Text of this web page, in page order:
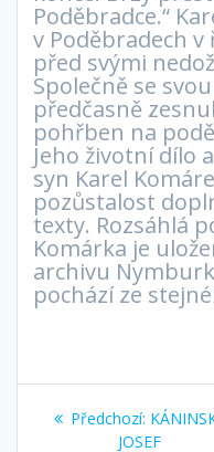
Poděbradce.“
v Poděbradech
před svými
Společně se
předčasně
pohřben na
Jeho životní dílo
syn Karel
pozůstalost
texty. Rozsáhlá
Komárka je
archivu
pochází ze
Navigace
Předchozí:
příspěvek:
JOSEF